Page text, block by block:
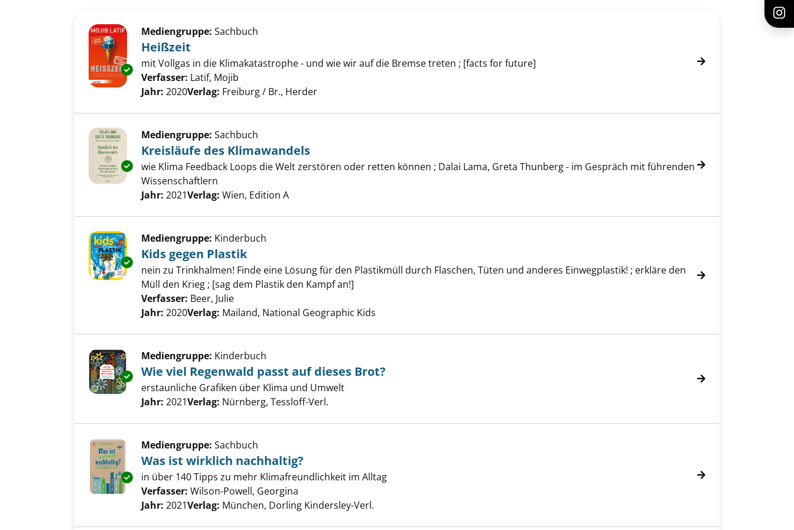
Exemplar-Details von Heißzeit anzeigen
Mediengruppe: Sachbuch
Heißzeit
mit Vollgas in die Klimakatastrophe - und wie wir auf die Bremse treten ; [facts for future]
Verfasser: Latif, Mojib
Jahr: 2020Verlag: Freiburg / Br., Herder
Exemplar-Details von Kreisläufe des Klimawandels anzeigen
Mediengruppe: Sachbuch
Kreisläufe des Klimawandels
wie Klima Feedback Loops die Welt zerstören oder retten können ; Dalai Lama, Greta Thunberg - im Gespräch mit führenden
Wissenschaftlern
Suche nach diesem Verfasser
Jahr: 2021Verlag: Wien, Edition A
Exemplar-Details von Kids gegen Plastik anzeigen
Mediengruppe: Kinderbuch
Kids gegen Plastik
nein zu Trinkhalmen! Finde eine Lösung für den Plastikmüll durch Flaschen, Tüten und anderes Einwegplastik! ; erkläre den
Müll den Krieg ; [sag dem Plastik den Kampf an!]
Verfasser: Beer, Julie
Jahr: 2020Verlag: Mailand, National Geographic Kids
Exemplar-Details von Wie viel Regenwald passt auf dieses Brot? anzeigen
Mediengruppe: Kinderbuch
Wie viel Regenwald passt auf dieses Brot?
erstaunliche Grafiken über Klima und Umwelt
Suche nach diesem Verfasser
Jahr: 2021Verlag: Nürnberg, Tessloff-Verl.
Exemplar-Details von Was ist wirklich nachhaltig? anzeigen
Mediengruppe: Sachbuch
Was ist wirklich nachhaltig?
in über 140 Tipps zu mehr Klimafreundlichkeit im Alltag
Verfasser: Wilson-Powell, Georgina
Jahr: 2021Verlag: München, Dorling Kindersley-Verl.